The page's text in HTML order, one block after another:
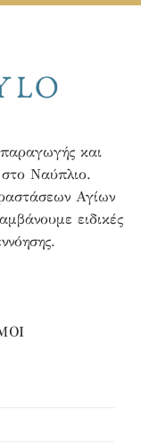
και
Ναύπλιο.
Αγίων
ειδικές